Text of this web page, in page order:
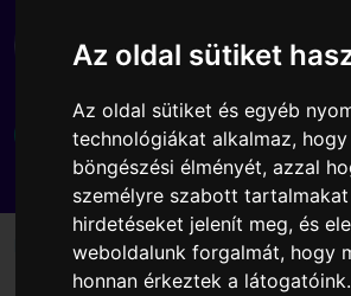
Az oldal sütiket
Az oldal sütiket és egyéb
technológiákat alkalmaz,
böngészési élményét, azzal
személyre szabott
hirdetéseket jelenít meg, és
weboldalunk forgalmát, hogy
honnan érkeztek a látogatóink.
Ne habozz sokáig
Kérd ajánlatunkat
Főoldal Szolgáltatások Arculat